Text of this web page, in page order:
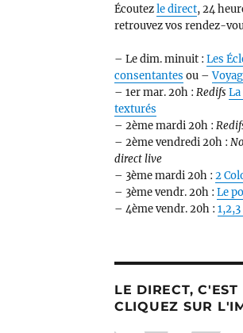
Écoutezle direct, 24
retrouvez vos rendez-
– Le dim. minuit : Les
consentantes ou –
– 1er mar. 20h : Redifs
texturés
– 2ème mardi 20h :
– 2ème vendredi 20h :
direct live
– 3ème mardi 20h : 2
– 3ème vendr. 20h : Le
– 4ème vendr. 20h :
LE DIRECT,
CLIQUEZ SUR